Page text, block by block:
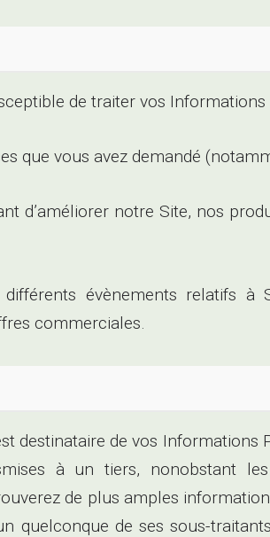
de traiter vos
que vous avez demandé
d’améliorer notre Site, nos
évènements relatifs à
commerciales.
destinataire de vos
à un tiers, nonobstant
de plus amples
quelconque de ses sous-